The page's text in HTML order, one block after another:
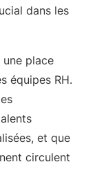
dans les
place
équipes RH.
et que
circulent